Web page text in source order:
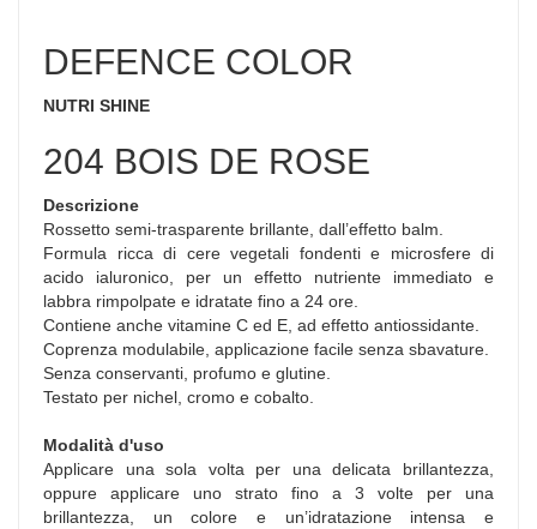
DEFENCE COLOR
NUTRI SHINE
204 BOIS DE ROSE
Descrizione
Rossetto semi-trasparente brillante, dall’effetto balm.
Formula ricca di cere vegetali fondenti e microsfere di
acido ialuronico, per un effetto nutriente immediato e
labbra rimpolpate e idratate fino a 24 ore.
Contiene anche vitamine C ed E, ad effetto antiossidante.
Coprenza modulabile, applicazione facile senza sbavature.
Senza conservanti, profumo e glutine.
Testato per nichel, cromo e cobalto.
Modalità d'uso
Applicare una sola volta per una delicata brillantezza,
oppure applicare uno strato fino a 3 volte per una
brillantezza, un colore e un’idratazione intensa e